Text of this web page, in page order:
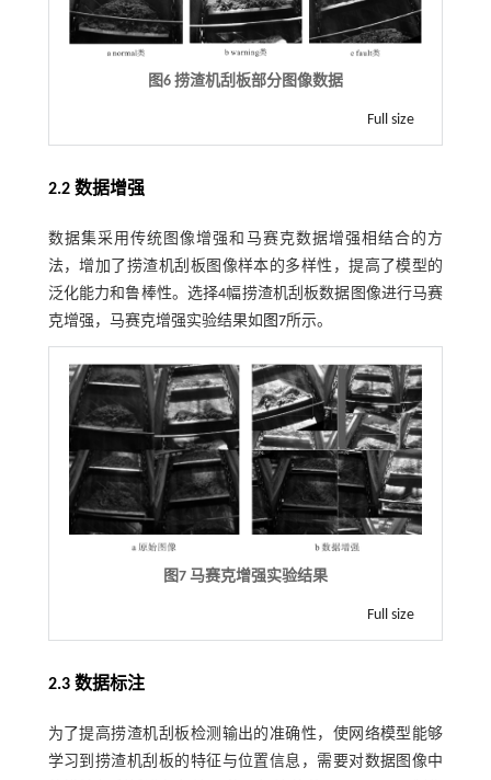
图6 捞渣机刮板部分图像数据
Full size
2.2 数据增强
数据集采用传统图像增强和马赛克数据增强相结合的方
法，增加了捞渣机刮板图像样本的多样性，提高了模型的
泛化能力和鲁棒性。选择4幅捞渣机刮板数据图像进行马赛
克增强，马赛克增强实验结果如 图7所示。
图7 马赛克增强实验结果
Full size
2.3 数据标注
为了提高捞渣机刮板检测输出的准确性，使网络模型能够
学习到捞渣机刮板的特征与位置信息，需要对数据图像中